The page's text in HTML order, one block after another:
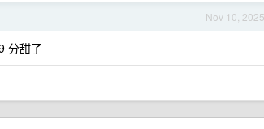
Nov 10, 2025
分甜了